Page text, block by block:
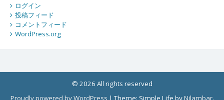
ログイン
投稿フィード
コメントフィード
WordPress.org
© 2026 All rights reserved
Proudly powered by WordPress |Theme: Simple Life byNilambar.